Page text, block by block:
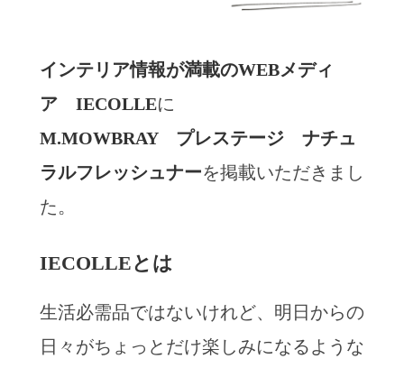
インテリア情報が満載のWEBメディ
ア IECOLLEに
M.MOWBRAY プレステージ ナチュ
ラルフレッシュナーを掲載いただきまし
た。
IECOLLEとは
生活必需品ではないけれど、明日からの
日々がちょっとだけ楽しみになるような